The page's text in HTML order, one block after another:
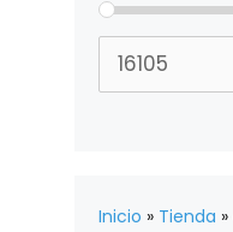
Inicio » Tienda »